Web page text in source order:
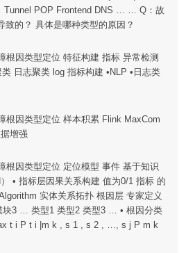
POP Frontend DNS … … Q：故
致的？ 具体是哪种类型的原因？
根因类型定位 特征构建 指标 异常检测
日志聚类 log 指标构建 •NLP •日志类
根因类型定位 样本积累 Flink MaxCom
增强
根因类型定位 定位模型 事件 基于知识
• 指标层因果关系构建 值为0/1 指标 的
实体关系拓扑 根因层 专家定义
块3 … 类型1 类型2 类型3 … • 根因分类
t i P t i |m k , s 1 , s 2 , …, s j P m k